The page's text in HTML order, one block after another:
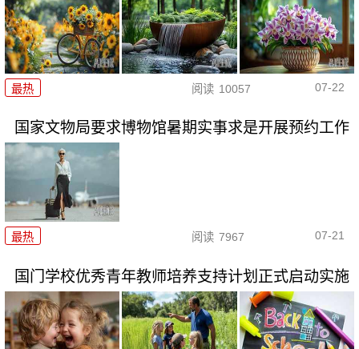
最热 阅读 10057 07-22
国家文物局要求博物馆暑期实事求是开展预约工作
最热 阅读 7967 07-21
国门学校优秀青年教师培养支持计划正式启动实施